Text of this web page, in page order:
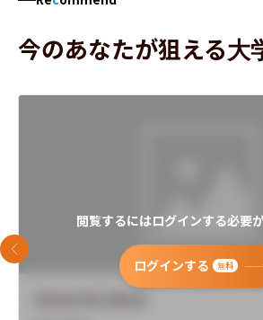
今のあなたが狙える大
閲覧するにはログインする必要が
ログインする 無料
前のスライド